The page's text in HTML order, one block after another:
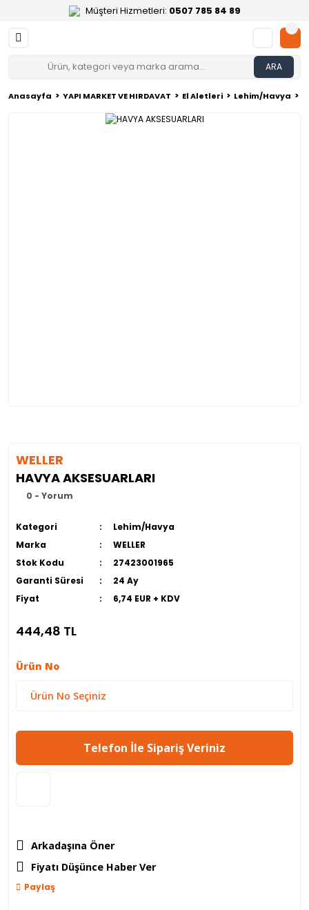
Müşteri Hizmetleri: 0507 785 84 89
ARA
Anasayfa YAPI MARKET VE HIRDAVAT El Aletleri Lehim/Havya
WELLER
HAVYA AKSESUARLARI
0 - Yorum
Kategori
Lehim/Havya
Marka
WELLER
Stok Kodu
27423001965
Garanti Süresi
24 Ay
Fiyat
6,74 EUR + KDV
444,48 TL
Ürün No
Telefon İle Sipariş Veriniz
Arkadaşına Öner
Fiyatı Düşünce Haber Ver
Paylaş